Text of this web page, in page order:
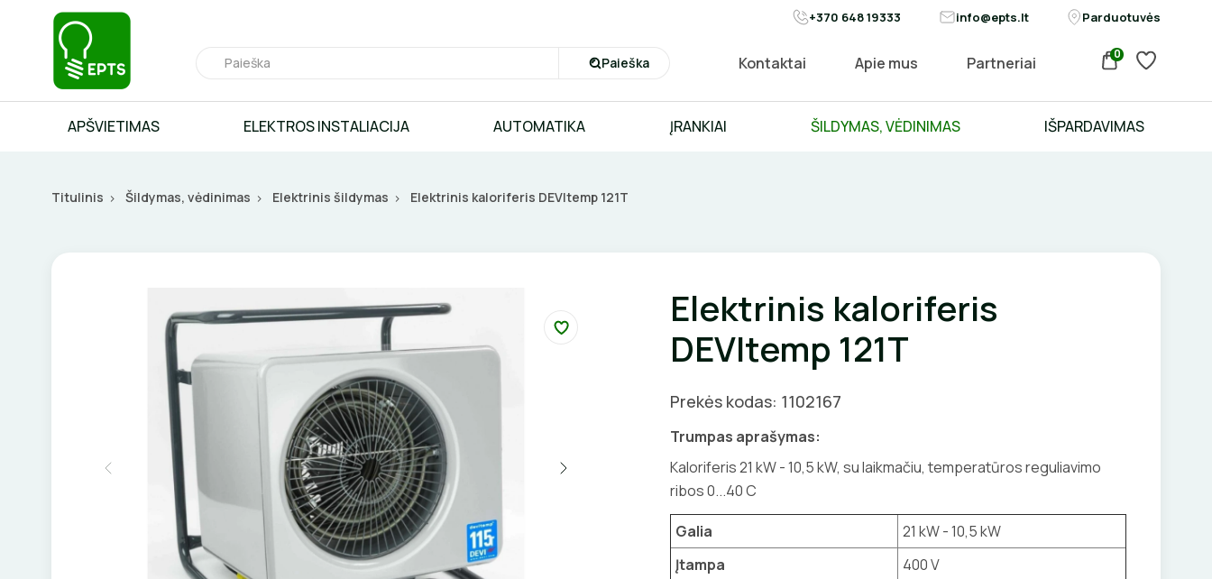
+370 648 19333 info@epts.lt Parduotuvės
Paieška Kontaktai Apie mus Partneriai 0
APŠVIETIMAS ELEKTROS INSTALIACIJA AUTOMATIKA ĮRANKIAI ŠILDYMAS, VĖDINIMAS IŠPARDAVIMAS
Titulinis Šildymas, vėdinimas Elektrinis šildymas Elektrinis kaloriferis DEVItemp 121T
Elektrinis kaloriferis
DEVItemp 121T
Prekės kodas: 1102167
Trumpas aprašymas:
Kaloriferis 21 kW - 10,5 kW, su laikmačiu, temperatūros reguliavimo
ribos 0...40 C
Galia
21 kW - 10,5 kW
Įtampa
400 V